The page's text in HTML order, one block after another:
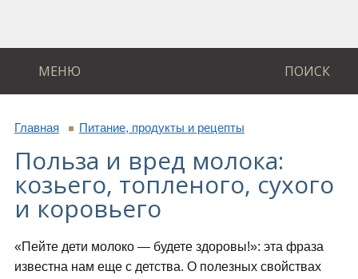
МЕНЮ ПОИСК
Главная Питание, продукты и рецепты
Польза и вред молока:
козьего, топленого, сухого
и коровьего
«Пейте дети молоко — будете здоровы!»: эта фраза
известна нам еще с детства. О полезных свойствах